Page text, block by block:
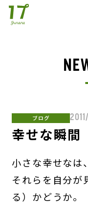
ブログ
幸せな瞬間
小さな幸せなは
それらを自分が
る）かどうか。